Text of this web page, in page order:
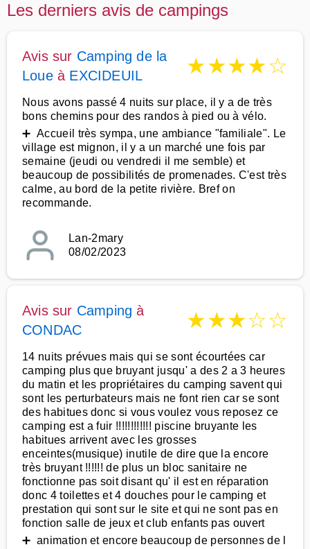
Les derniers avis de campings
Avis sur Camping de la
Loueà EXCIDEUIL ★★★★☆
Nous avons passé 4 nuits sur place, il y a de très
bons chemins pour des randos à pied ou à vélo.
➕ Accueil très sympa, une ambiance "familiale". Le
village est mignon, il y a un marché une fois par
semaine (jeudi ou vendredi il me semble) et
beaucoup de possibilités de promenades. C'est très
calme, au bord de la petite rivière. Bref on
recommande.
Lan-2mary
08/02/2023
Avis sur Camping à
CONDAC
★★★☆☆
14 nuits prévues mais qui se sont écourtées car
camping plus que bruyant jusqu' a des 2 a 3 heures
du matin et les propriétaires du camping savent qui
sont les perturbateurs mais ne font rien car se sont
des habitues donc si vous voulez vous reposez ce
camping est a fuir !!!!!!!!!!!! piscine bruyante les
habitues arrivent avec les grosses
enceintes(musique) inutile de dire que la encore
très bruyant !!!!!! de plus un bloc sanitaire ne
fonctionne pas soit disant qu' il est en réparation
donc 4 toilettes et 4 douches pour le camping et
prestation qui sont sur le site et qui ne sont pas en
fonction salle de jeux et club enfants pas ouvert
➕ animation et encore beaucoup de personnes de l